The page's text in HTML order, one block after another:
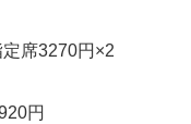
席3270円×2
円